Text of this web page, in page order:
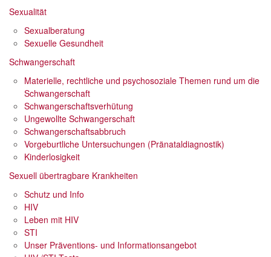
Sexualität
Sexualberatung
Sexuelle Gesundheit
Schwangerschaft
Materielle, rechtliche und psychosoziale Themen rund um die
Schwangerschaft
Schwangerschafts­verhütung
Ungewollte Schwangerschaft
Schwangerschafts­abbruch
Vorgeburtliche Untersuchungen (Pränataldiagnostik)
Kinderlosigkeit
Sexuell übertragbare Krankheiten
Schutz und Info
HIV
Leben mit HIV
STI
Unser Präventions- und Informationsangebot